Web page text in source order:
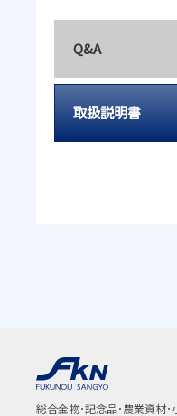
Q&A
取扱説明書
総合金物･記念品･農業資材･